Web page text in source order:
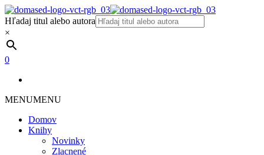
Hľadaj titul alebo autora
×
0
MENUMENU
Domov
Knihy
Novinky
Zlacnené